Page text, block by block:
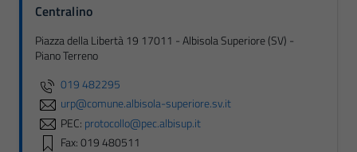
Centralino
Piazza della Libertà 19 17011 - Albisola Superiore (SV) -
Piano Terreno
019 482295
urp@comune.albisola-superiore.sv.it
PEC: protocollo@pec.albisup.it
Fax: 019 480511